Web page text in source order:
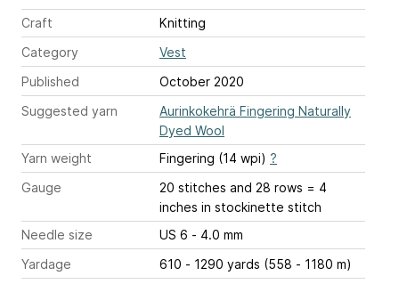
Craft
Knitting
Category
Vest
Published
October 2020
Suggested yarn
Aurinkokehrä Fingering Naturally
Dyed Wool
Yarn weight
Fingering (14 wpi) ?
Gauge
20 stitches and 28 rows = 4
inches in stockinette stitch
Needle size
US 6 - 4.0 mm
Yardage
610 - 1290 yards (558 - 1180 m)